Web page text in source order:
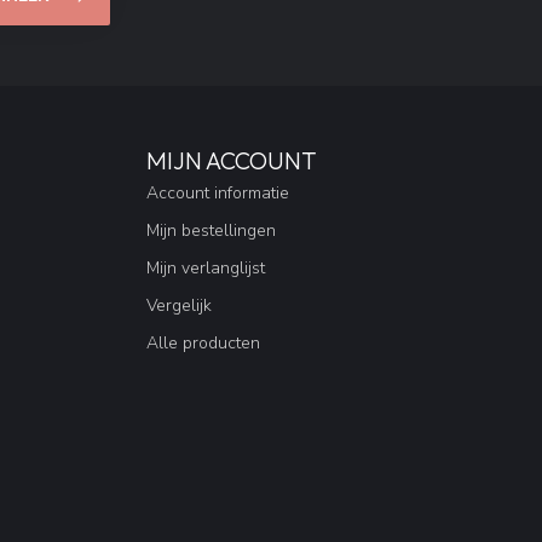
MIJN ACCOUNT
Account informatie
Mijn bestellingen
Mijn verlanglijst
Vergelijk
Alle producten